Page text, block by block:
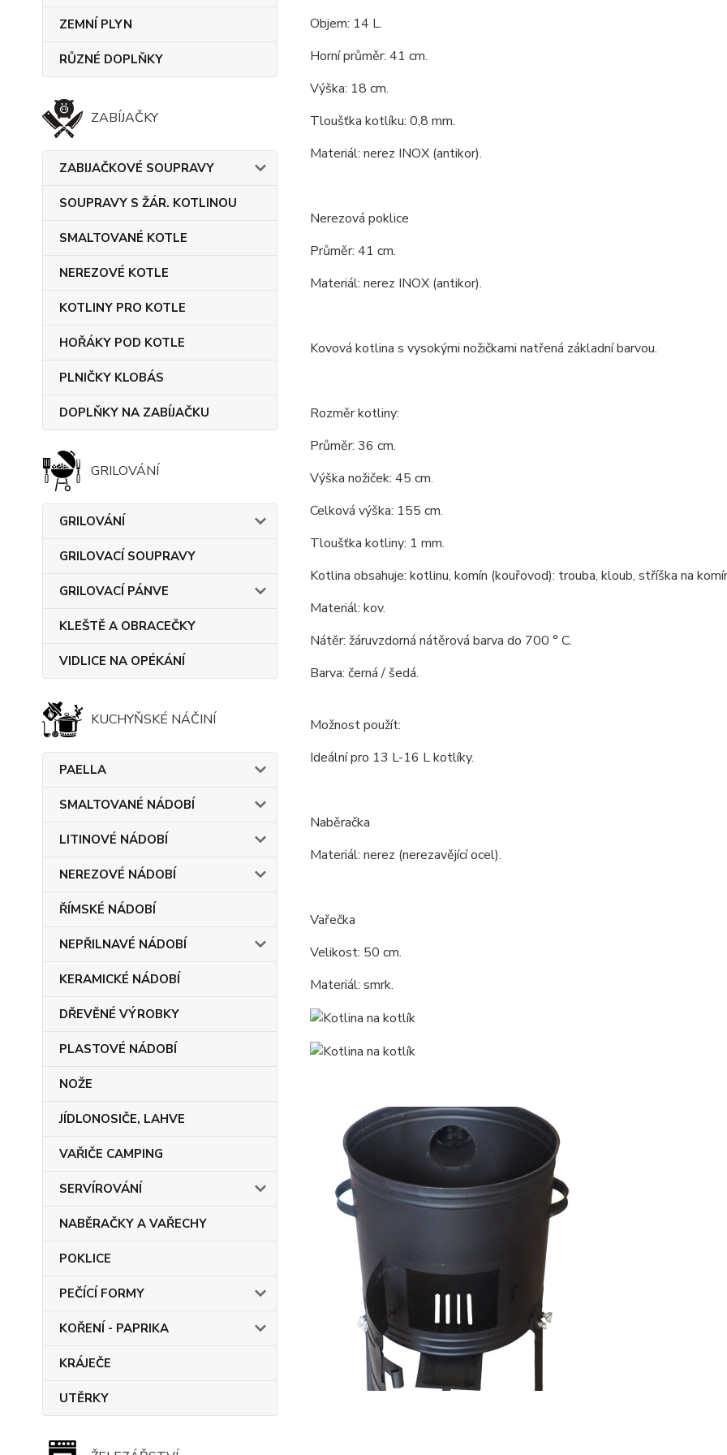
ZEMNÍ PLYN
RŮZNÉ DOPLŇKY
ZABÍJAČKY
ZABIJAČKOVÉ SOUPRAVY
SOUPRAVY S ŽÁR. KOTLINOU
SMALTOVANÉ KOTLE
NEREZOVÉ KOTLE
KOTLINY PRO KOTLE
HOŘÁKY POD KOTLE
PLNIČKY KLOBÁS
DOPLŇKY NA ZABÍJAČKU
GRILOVÁNÍ
GRILOVÁNÍ
GRILOVACÍ SOUPRAVY
GRILOVACÍ PÁNVE
KLEŠTĚ A OBRACEČKY
VIDLICE NA OPÉKÁNÍ
KUCHYŇSKÉ NÁČINÍ
PAELLA
SMALTOVANÉ NÁDOBÍ
LITINOVÉ NÁDOBÍ
NEREZOVÉ NÁDOBÍ
ŘÍMSKÉ NÁDOBÍ
NEPŘILNAVÉ NÁDOBÍ
KERAMICKÉ NÁDOBÍ
DŘEVĚNÉ VÝROBKY
PLASTOVÉ NÁDOBÍ
NOŽE
JÍDLONOSIČE, LAHVE
VAŘIČE CAMPING
SERVÍROVÁNÍ
NABĚRAČKY A VAŘECHY
POKLICE
PEČÍCÍ FORMY
KOŘENÍ - PAPRIKA
KRÁJEČE
UTĚRKY
Objem: 14 L.
Horní průměr: 41 cm.
Výška: 18 cm.
Tloušťka kotlíku: 0,8 mm.
Materiál: nerez INOX (antikor).
Nerezová poklice
Průměr: 41 cm.
Materiál: nerez INOX (antikor).
Kovová kotlina s vysokými nožičkami natřená základní barvou.
Rozměr kotliny:
Průměr: 36 cm.
Výška nožiček: 45 cm.
Celková výška: 155 cm.
Tloušťka kotliny: 1 mm.
Kotlina obsahuje: kotlinu, komín (kouřovod): trouba, kloub, stříška na
Materiál: kov.
Nátěr: žáruvzdorná nátěrová barva do 700 ° C.
Barva: černá / šedá.
Možnost použít:
Ideální pro 13 L-16 L kotlíky.
Naběračka
Materiál: nerez (nerezavějící ocel).
Vařečka
Velikost: 50 cm.
Materiál: smrk.